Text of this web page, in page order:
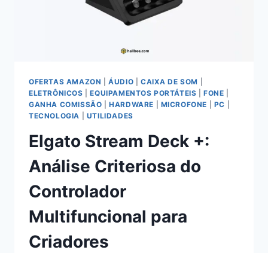
PROMESSA
OFERTAS AMAZON |ÁUDIO CAIXA DE SOM
ELETRÔNICOS |EQUIPAMENTOS PORTÁTEIS |FONE
GANHA COMISSÃO |HARDWARE MICROFONE PC
TECNOLOGIA
UTILIDADES
Elgato Stream Deck +:
Análise Criteriosa do
Controlador
Multifuncional para
Criadores